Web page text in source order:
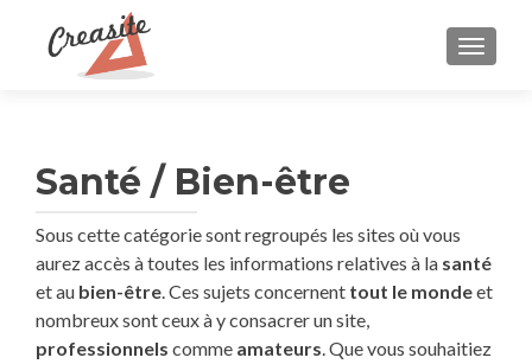
Santé / Bien-être
Sous cette catégorie sont regroupés les sites où vous
aurez accès à toutes les informations relatives à la santé
et au bien-être. Ces sujets concernent tout le mondeet
nombreux sont ceux à y consacrer un site,
professionnels comme amateurs. Que vous souhaitiez